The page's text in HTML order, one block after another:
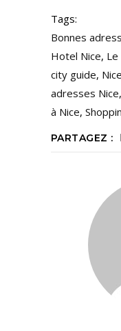
Tags:
Bonnes
Hotel Nice,
city guide,
adresses Nice,
à Nice,
PARTAGEZ :